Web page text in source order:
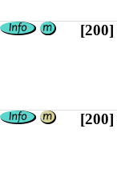
[200]
[200]